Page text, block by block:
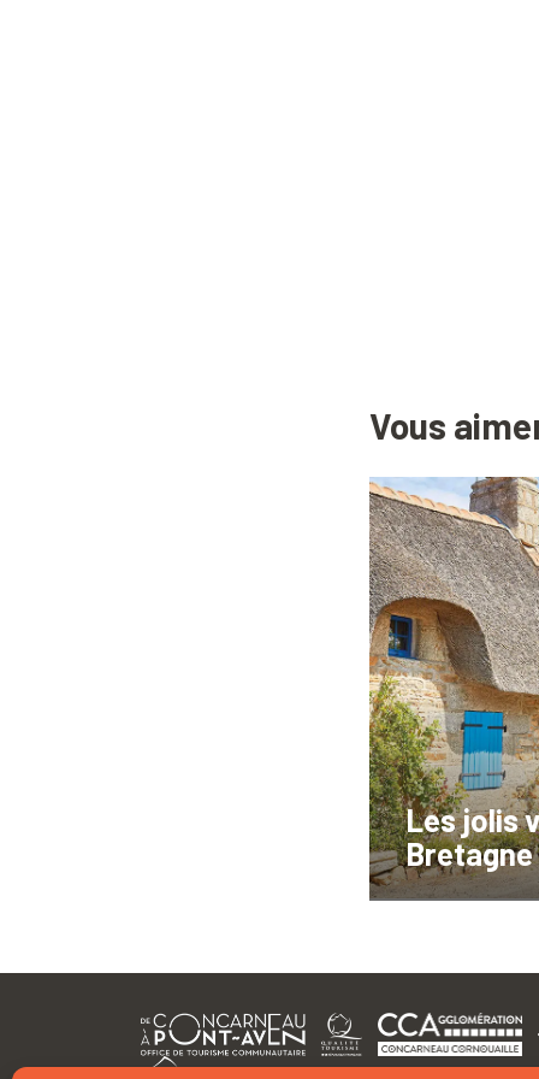
Vous
Les jolis
Bretagne